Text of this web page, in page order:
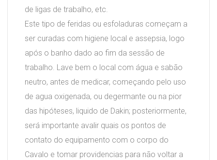
de ligas de trabalho, etc.
Este tipo de feridas ou esfoladuras começam a
ser curadas com higiene local e assepsia, logo
após o banho dado ao fim da sessão de
trabalho. Lave bem o local com água e sabão
neutro, antes de medicar, começando pelo uso
de agua oxigenada, ou degermante ou na pior
das hipóteses, liquido de Dakin; posteriormente,
será importante avalir quais os pontos de
contato do equipamento com o corpo do
Cavalo e tomar providencias para não voltar a